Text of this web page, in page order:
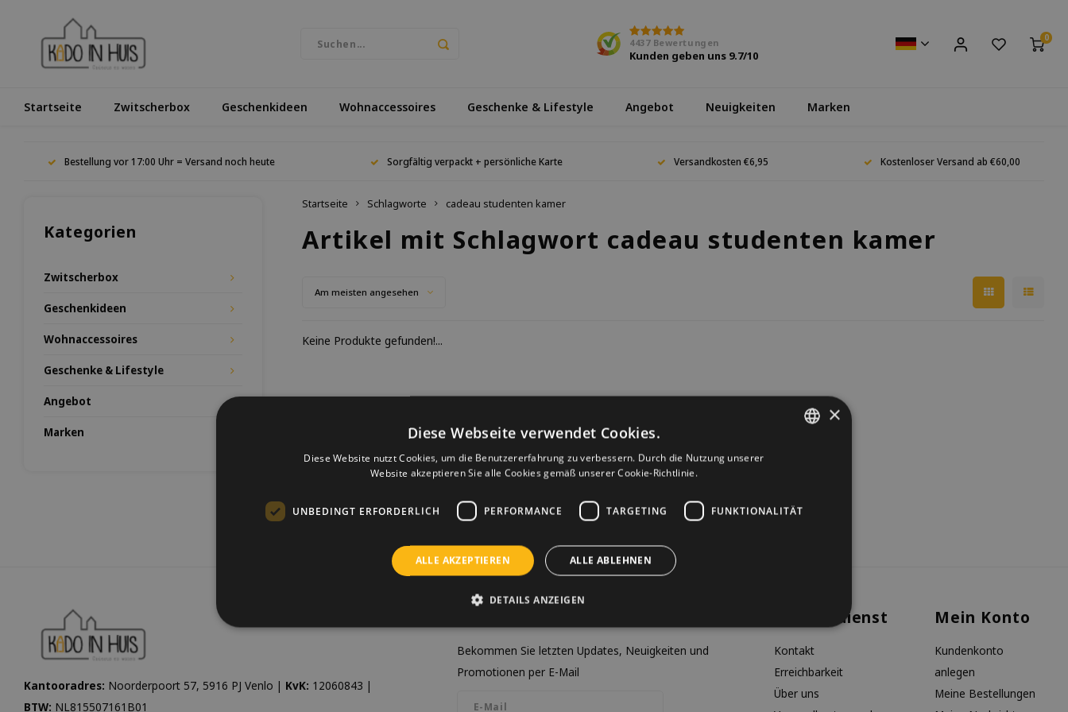
4437Bewertungen
Kunden geben uns 9.7/10
0
Startseite Zwitscherbox Geschenkideen Wohnaccessoires Geschenke & Lifestyle Angebot Neuigkeiten Marken
Bestellung vor 17:00 Uhr = Versand noch heute Sorgfältig verpackt + persönliche Karte Versandkosten €6,95 Kostenloser Versand ab €60,00
Kategorien
Zwitscherbox
Geschenkideen
Wohnaccessoires
Geschenke & Lifestyle
Angebot
Marken
Startseite Schlagworte cadeau studenten kamer
Artikel mit Schlagwort cadeau studenten kamer
Am meisten angesehen
Keine Produkte gefunden!...
Kantooradres: Noorderpoort 57, 5916 PJ Venlo | KvK: 12060843 |
BTW: NL815507161B01
Bekommen Sie letzten Updates, Neuigkeiten und
Promotionen per E-Mail
Kundendienst
Kontakt
Erreichbarkeit
Über uns
Mein Konto
Kundenkonto
anlegen
Meine Bestellungen
ENGLISH
×
Diese Webseite verwendet Cookies.
Diese Website nutzt Cookies, um die Benutzererfahrung zu verbessern. Durch die Nutzung unserer
Website akzeptieren Sie alle Cookies gemäß unserer Cookie-Richtlinie.
UNBEDINGT ERFORDERLICH PERFORMANCE TARGETING FUNKTIONALITÄT
ALLE AKZEPTIEREN ALLE ABLEHNEN
DETAILS ANZEIGEN